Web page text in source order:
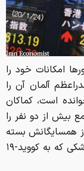
امکانات خود را
آلمان آن را
است، کماکان
بیش از دو نفر را
همسایگانش بسته
است. آنگلا مرکل نیز خود پس از دیدار با پزشکی که به کووید-۱۹